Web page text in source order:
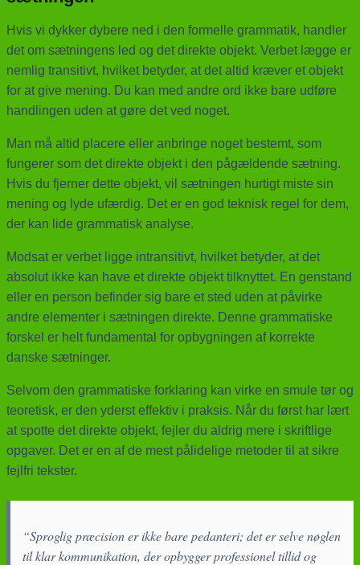
Hvis vi dykker dybere ned i den formelle grammatik, handler
det om sætningens led og det direkte objekt. Verbet lægge er
nemlig transitivt, hvilket betyder, at det altid kræver et objekt
for at give mening. Du kan med andre ord ikke bare udføre
handlingen uden at gøre det ved noget.
Man må altid placere eller anbringe noget bestemt, som
fungerer som det direkte objekt i den pågældende sætning.
Hvis du fjerner dette objekt, vil sætningen hurtigt miste sin
mening og lyde ufærdig. Det er en god teknisk regel for dem,
der kan lide grammatisk analyse.
Modsat er verbet ligge intransitivt, hvilket betyder, at det
absolut ikke kan have et direkte objekt tilknyttet. En genstand
eller en person befinder sig bare et sted uden at påvirke
andre elementer i sætningen direkte. Denne grammatiske
forskel er helt fundamental for opbygningen af korrekte
danske sætninger.
Selvom den grammatiske forklaring kan virke en smule tør og
teoretisk, er den yderst effektiv i praksis. Når du først har lært
at spotte det direkte objekt, fejler du aldrig mere i skriftlige
opgaver. Det er en af de mest pålidelige metoder til at sikre
fejlfri tekster.
“Sproglig præcision er ikke bare pedanteri; det er selve nøglen
til klar kommunikation, der opbygger professionel tillid og